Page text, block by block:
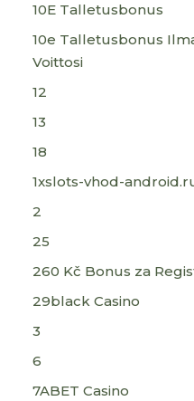
10E Talletusbonus
10e Talletusbonus
Voittosi
12
13
18
1xslots-vhod-
2
25
260 Kč Bonus za
29black Casino
3
6
7ABET Casino